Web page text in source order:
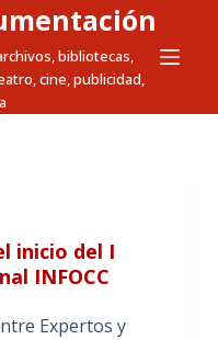
bibliotecas,
cine, publicidad,
inicio del I
INFOCC
Expertos y